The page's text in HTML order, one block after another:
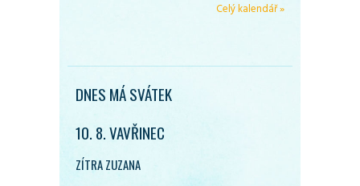
Celý kalendář »
DNES MÁ SVÁTEK
10. 8. VAVŘINEC
ZÍTRA ZUZANA